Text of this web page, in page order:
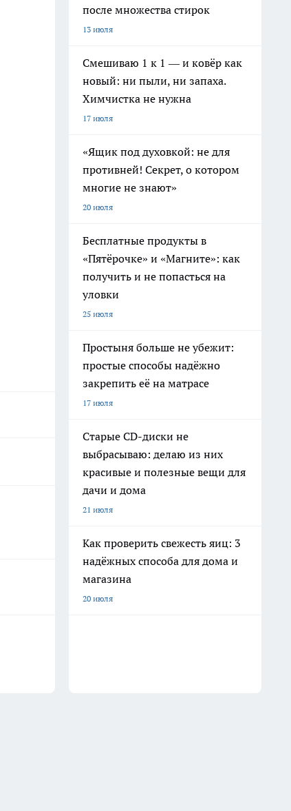
после множества стирок
13 июля
Смешиваю 1 к 1 — и ковёр как
новый: ни пыли, ни запаха.
Химчистка не нужна
17 июля
«Ящик под духовкой: не для
противней! Секрет, о котором
многие не знают»
20 июля
Бесплатные продукты в
«Пятёрочке» и «Магните»: как
получить и не попасться на
уловки
25 июля
Простыня больше не убежит:
простые способы надёжно
закрепить её на матрасе
17 июля
Старые CD-диски не
выбрасываю: делаю из них
красивые и полезные вещи для
дачи и дома
21 июля
Как проверить свежесть яиц: 3
надёжных способа для дома и
магазина
20 июля